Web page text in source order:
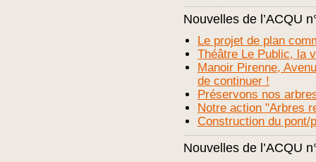
Nouvelles de l’ACQU
Le projet de plan
Théâtre Le Public, la
Manoir Pirenne,
de continuer !
Préservons nos
Notre action "Arbres
Construction du pont/
Nouvelles de l’ACQU